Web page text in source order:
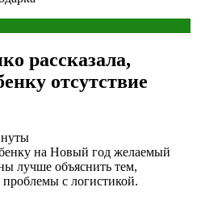
рассказала,
отсутствие
на Новый год желаемый
лучше объяснить тем,
с логистикой.